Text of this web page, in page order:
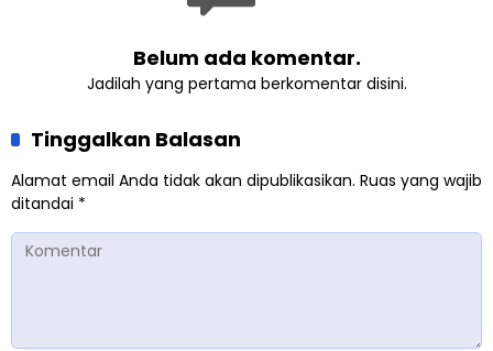
Belum ada komentar.
Jadilah yang pertama berkomentar disini.
Tinggalkan Balasan
Alamat email Anda tidak akan dipublikasikan. Ruas yang wajib
ditandai *